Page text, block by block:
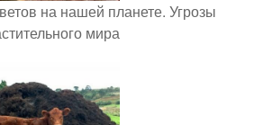
на нашей планете. Угрозы
мира